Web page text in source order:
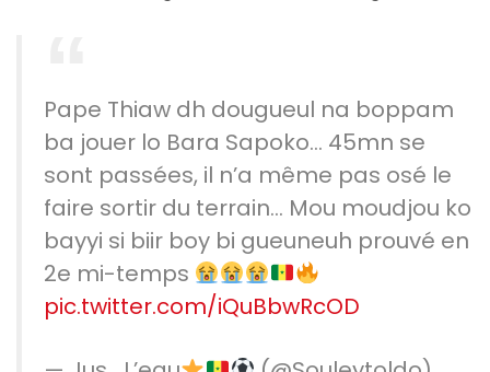
Pape Thiaw dh dougueul na boppam
ba jouer lo Bara Sapoko… 45mn se
sont passées, il n’a même pas osé le
faire sortir du terrain… Mou moudjou ko
bayyi si biir boy bi gueuneuh prouvé en
2e mi-temps
pic.twitter.com/iQuBbwRcOD